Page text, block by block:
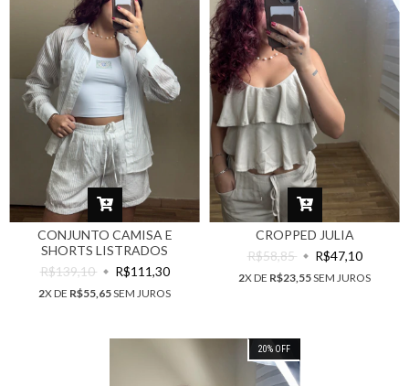
CONJUNTO CAMISA E
SHORTS LISTRADOS
R$139,10
R$111,30
2X DE R$55,65SEM JUROS
CROPPED JULIA
R$58,85
R$47,10
2X DE R$23,55SEM JUROS
20% OFF